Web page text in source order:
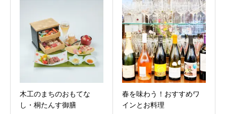
木工のまちのおもてな
し・桐たんす御膳
春を味わう！おすすめワ
インとお料理